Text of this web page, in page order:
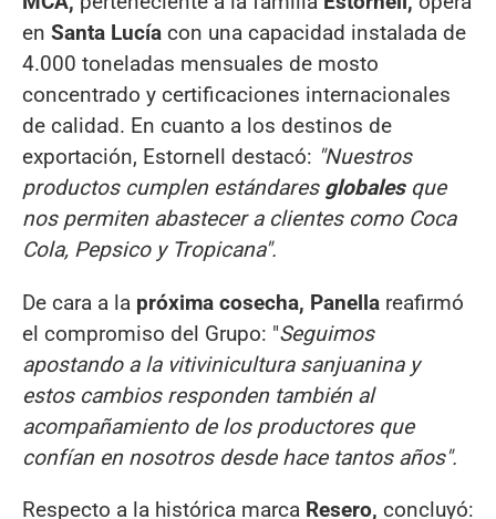
en Santa Lucía con una capacidad instalada de
4.000 toneladas mensuales de mosto
concentrado y certificaciones internacionales
de calidad. En cuanto a los destinos de
exportación, Estornell destacó: "Nuestros
productos cumplen estándares globalesque
nos permiten abastecer a clientes como Coca
Cola, Pepsico y Tropicana".
De cara a la próxima cosecha, Panella reafirmó
el compromiso del Grupo: "Seguimos
apostando a la vitivinicultura sanjuanina y
estos cambios responden también al
acompañamiento de los productores que
confían en nosotros desde hace tantos años".
Respecto a la histórica marca Resero, concluyó: